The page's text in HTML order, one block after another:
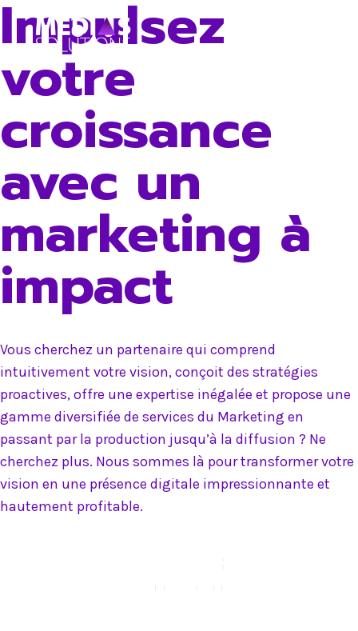
Skip
Impulsez
votre
croissance
avec un
marketing à
impact
Vous cherchez un partenaire qui comprend
intuitivement votre vision, conçoit des stratégies
proactives, offre une expertise inégalée et propose une
gamme diversifiée de services du Marketing en
passant par la production jusqu’à la diffusion ? Ne
cherchez plus. Nous sommes là pour transformer votre
vision en une présence digitale impressionnante et
hautement profitable.